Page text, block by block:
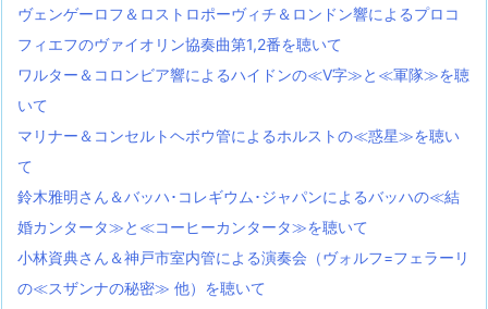
ヴェンゲーロフ＆ロストロポーヴィチ＆ロンドン響によるプロコ
フィエフのヴァイオリン協奏曲第1,2番を聴いて
ワルター＆コロンビア響によるハイドンの≪V字≫と≪軍隊≫を聴
いて
マリナー＆コンセルトヘボウ管によるホルストの≪惑星≫を聴い
て
鈴木雅明さん＆バッハ･コレギウム･ジャパンによるバッハの≪結
婚カンタータ≫と≪コーヒーカンタータ≫を聴いて
小林資典さん＆神戸市室内管による演奏会（ヴォルフ=フェラーリ
の≪スザンナの秘密≫ 他）を聴いて